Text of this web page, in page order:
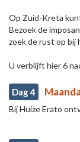
Op Zuid-Kreta
Bezoek de
zoek de rust op bij
U verblijft hier 6
Dag 4
Bij Huize Erato